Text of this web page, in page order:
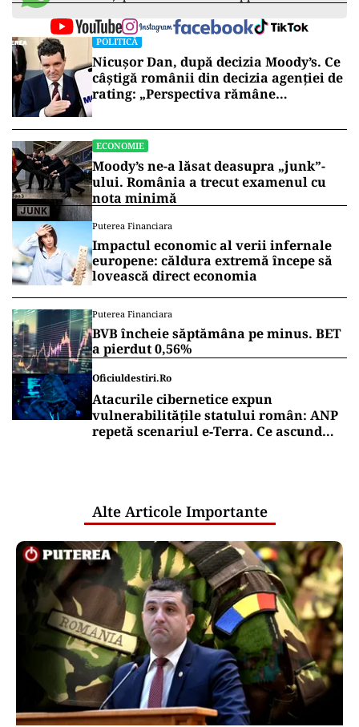
POLITICĂ
Nicușor Dan, după decizia Moody’s. Ce
câștigă românii din decizia agenției de
rating: „Perspectiva rămâne
ECONOMIE
Moody’s ne-a lăsat deasupra „junk”-
ului. România a trecut examenul cu
nota minimă
Puterea Financiara
Impactul economic al verii infernale
europene: căldura extremă începe să
lovească direct economia
Puterea Financiara
BVB încheie săptămâna pe minus. BET
a pierdut 0,56%
Oficiuldestiri.ro
Atacurile cibernetice expun
vulnerabilitățile statului român: ANP
repetă scenariul e‑Terra. Ce ascund
Alte Articole Importante